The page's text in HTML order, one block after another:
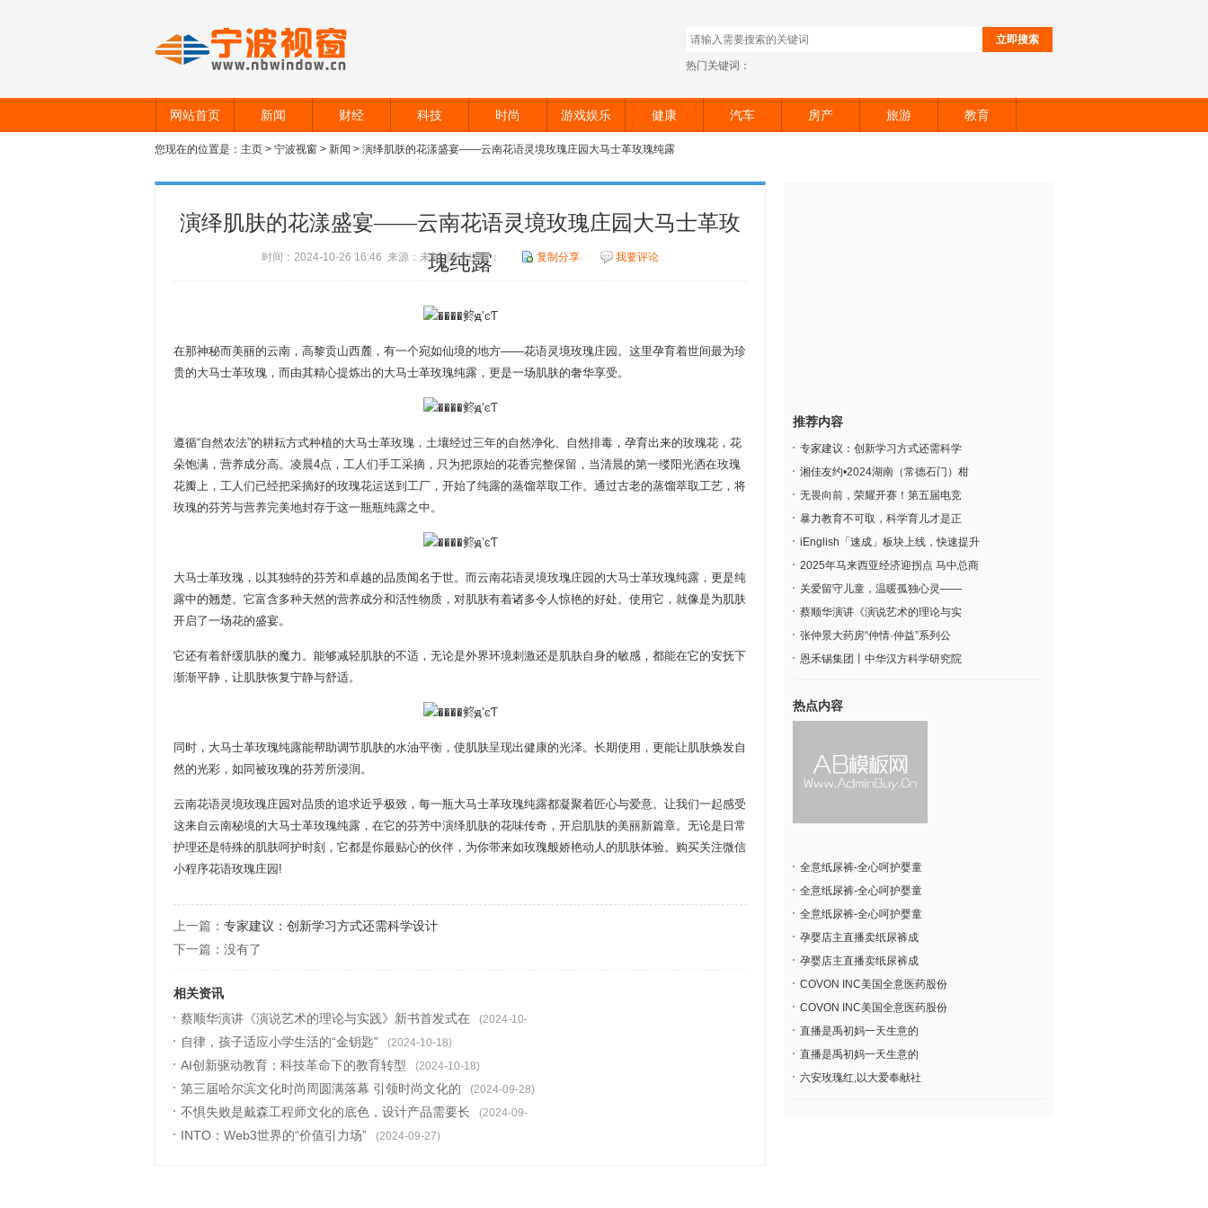
立即搜索
热门关键词：
网站首页 新闻 财经 科技 时尚 游戏娱乐 健康 汽车 房产 旅游 教育
您现在的位置是： 主页 > 宁波视窗 > 新闻 > 演绎肌肤的花漾盛宴——云南花语灵境玫瑰庄园大马士革玫瑰纯露
演绎肌肤的花漾盛宴——云南花语灵境玫瑰庄园大马士革玫
瑰纯露
时间：2024-10-26 16:46 来源：未知 阅读次数： 复制分享 我要评论
在那神秘而美丽的云南，高黎贡山西麓，有一个宛如仙境的地方——花语灵境玫瑰庄园。这里孕育着世间最为珍
贵的大马士革玫瑰，而由其精心提炼出的大马士革玫瑰纯露，更是一场肌肤的奢华享受。
遵循“自然农法”的耕耘方式种植的大马士革玫瑰，土壤经过三年的自然净化、自然排毒，孕育出来的玫瑰花，花
朵饱满，营养成分高。凌晨4点，工人们手工采摘，只为把原始的花香完整保留，当清晨的第一缕阳光洒在玫瑰
花瓣上，工人们已经把采摘好的玫瑰花运送到工厂，开始了纯露的蒸馏萃取工作。通过古老的蒸馏萃取工艺，将
玫瑰的芬芳与营养完美地封存于这一瓶瓶纯露之中。
大马士革玫瑰，以其独特的芬芳和卓越的品质闻名于世。而云南花语灵境玫瑰庄园的大马士革玫瑰纯露，更是纯
露中的翘楚。它富含多种天然的营养成分和活性物质，对肌肤有着诸多令人惊艳的好处。使用它，就像是为肌肤
开启了一场花的盛宴。
它还有着舒缓肌肤的魔力。能够减轻肌肤的不适，无论是外界环境刺激还是肌肤自身的敏感，都能在它的安抚下
渐渐平静，让肌肤恢复宁静与舒适。
同时，大马士革玫瑰纯露能帮助调节肌肤的水油平衡，使肌肤呈现出健康的光泽。长期使用，更能让肌肤焕发自
然的光彩，如同被玫瑰的芬芳所浸润。
云南花语灵境玫瑰庄园对品质的追求近乎极致，每一瓶大马士革玫瑰纯露都凝聚着匠心与爱意。让我们一起感受
这来自云南秘境的大马士革玫瑰纯露，在它的芬芳中演绎肌肤的花味传奇，开启肌肤的美丽新篇章。无论是日常
护理还是特殊的肌肤呵护时刻，它都是你最贴心的伙伴，为你带来如玫瑰般娇艳动人的肌肤体验。购买关注微信
小程序花语玫瑰庄园!
上一篇： 专家建议：创新学习方式还需科学设计
下一篇：没有了
相关资讯
蔡顺华演讲《演说艺术的理论与实践》新书首发式在
(2024-10-
21)
自律，孩子适应小学生活的“金钥匙” (2024-10-18)
AI创新驱动教育：科技革命下的教育转型 (2024-10-18)
第三届哈尔滨文化时尚周圆满落幕 引领时尚文化的 (2024-09-28)
不惧失败是戴森工程师文化的底色，设计产品需要长 (2024-09-
27)
INTO：Web3世界的“价值引力场” (2024-09-27)
推荐内容
专家建议：创新学习方式还需科学
湘佳友约•2024湖南（常德石门）柑
无畏向前，荣耀开赛！第五届电竞
暴力教育不可取，科学育儿才是正
iEnglish「速成」板块上线，快速提升
2025年马来西亚经济迎拐点 马中总商
关爱留守儿童，温暖孤独心灵——
蔡顺华演讲《演说艺术的理论与实
张仲景大药房“仲情·仲益”系列公
恩禾锡集团丨中华汉方科学研究院
热点内容
全意纸尿裤-全心呵护婴童
全意纸尿裤-全心呵护婴童
全意纸尿裤-全心呵护婴童
孕婴店主直播卖纸尿裤成
孕婴店主直播卖纸尿裤成
COVON INC美国全意医药股份
COVON INC美国全意医药股份
直播是禹初妈一天生意的
直播是禹初妈一天生意的
六安玫瑰红,以大爱奉献社